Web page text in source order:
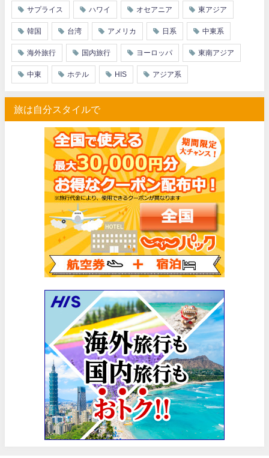
07/01 JTB) カンタス航空便(航空券+ホテル) 最大40,000円OFFク
07/01 JTB) ニュージーランド航空便(航空券+ホテル) 最大40,000円OFFク
07/01 JTB) チャイナエアライン便(航空券+ホテル) 最大28,000円OFFクー
07/01 JTB) チャイナエアライン便(航空券) 最大20,000円OFFクー
JTB) 大韓航空便(航空券・ソウル行き) 最大20,000円OFFク
Trip.com) 海外ホテル2%OFFクーポン TRIP1
Trip.com) 海外航空券1%OFFクーポン TRIP2
エアトリ) 海外航空券(60日前) 1,000円OFFクーポン
HIS) スーパーサマーセールFINAL
楽天トラベル) 海外ツアー(サマーSALE) 最大50,000円OFFクー
楽天トラベル) 海外ツアー 最大30,000円OFFクーポン
Trip.com) 海外航空券(香港) 最大5,000円OFFクーポン
Trip.com) 韓国旅 最大50%OFFセール
エアトリ) 海外航空券 最大3,000円OFFクーポン
HIS) 海外航空券 2,000円OFFクーポン
HIS) 海外航空券タイムセール
楽天トラベル) 海外ツアー 最大15,000円OFFクーポン
Trip.com) 海外航空券(アジア) 6,900円~
Trip.com) 航空券＋ホテル 最大5,000円OFFクーポン
サプライス ハワイ オセアニア 東アジア
韓国 台湾 アメリカ 日系 中東系
海外旅行 国内旅行 ヨーロッパ 東南アジア
中東 ホテル HIS アジア系
旅は自分スタイルで